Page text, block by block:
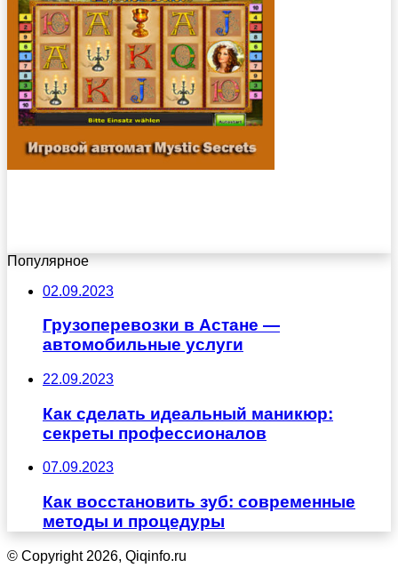
Популярное
02.09.2023
Грузоперевозки в Астане ―
автомобильные услуги
22.09.2023
Как сделать идеальный маникюр:
секреты профессионалов
07.09.2023
Как восстановить зуб: современные
методы и процедуры
© Copyright 2026, Qiqinfo.ru